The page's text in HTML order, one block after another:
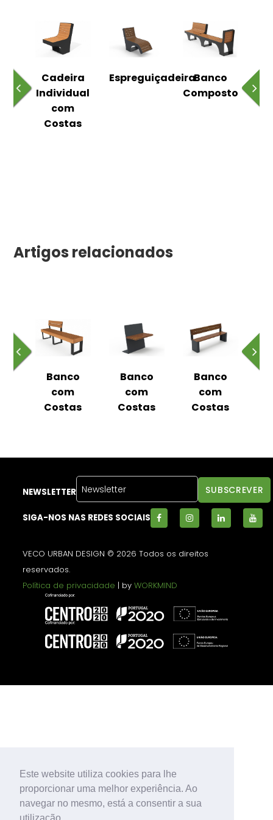
Este website utiliza cookies para lhe
proporcionar uma melhor experiência. Ao
navegar no mesmo, está a consentir a sua
utilização.
Cadeira
Individual
com
Costas
EspreguiçadeiraBanco
Composto
Artigos relacionados
Banco
com
Costas
Banco
com
Costas
Banco
com
Costas
NEWSLETTER
SIGA-NOS NAS REDES SOCIAIS
VECO URBAN DESIGN © 2026 Todos os direitos
reservados.
Política de privacidade | byWORKMIND